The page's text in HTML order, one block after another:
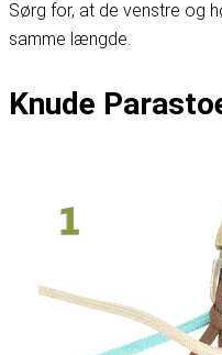
Sørg for, at de venstre og
samme længde.
Knude